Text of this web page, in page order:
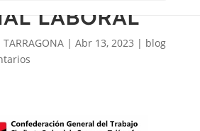
LABORAL
TARRAGONA| Abr 13, 2023 | blog